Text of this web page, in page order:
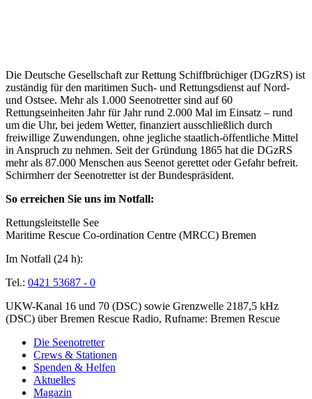
Die Deutsche Gesellschaft zur Rettung Schiffbrüchiger (DGzRS) ist
zuständig für den maritimen Such- und Rettungsdienst auf Nord-
und Ostsee. Mehr als 1.000 Seenotretter sind auf 60
Rettungseinheiten Jahr für Jahr rund 2.000 Mal im Einsatz – rund
um die Uhr, bei jedem Wetter, finanziert ausschließlich durch
freiwillige Zuwendungen, ohne jegliche staatlich-öffentliche Mittel
in Anspruch zu nehmen. Seit der Gründung 1865 hat die DGzRS
mehr als 87.000 Menschen aus Seenot gerettet oder Gefahr befreit.
Schirmherr der Seenotretter ist der Bundespräsident.
So erreichen Sie uns im Notfall:
Rettungsleitstelle See
Maritime Rescue Co-ordination Centre (MRCC) Bremen
Im Notfall (24 h):
Tel.: 0421 53687 - 0
UKW-Kanal 16 und 70 (DSC) sowie Grenzwelle 2187,5 kHz
(DSC) über Bremen Rescue Radio, Rufname: Bremen Rescue
Die Seenotretter
Crews & Stationen
Spenden & Helfen
Aktuelles
Magazin